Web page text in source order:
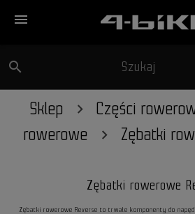
menu
search Szukaj
Sklep Części
rowerowe
Zębatki
Zębatki rowerowe
Zębatki rowerowe Reverse to trwałe komponenty do